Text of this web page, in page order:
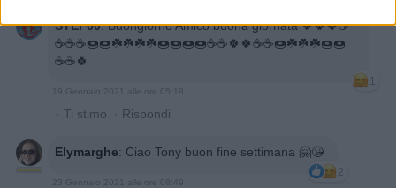
STEF60:Buongiorno Amico buona giornata 🍀🍀🍀☕
☕☕☕🍩🍩☘️☘️☘️☘️🍩🍩🍩🍩☕☕🍀🍀☕☕🍩☘️☘️☘️🍩🍩
☕☕🍀
1
19 Gennaio 2021 alle ore 05:18
· Ti stimo · Rispondi
Elymarghe: Ciao Tony buon fine settimana 🤗😘
2
23 Gennaio 2021 alle ore 08:49